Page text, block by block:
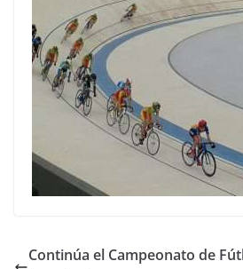
Continúa el Campeonato de